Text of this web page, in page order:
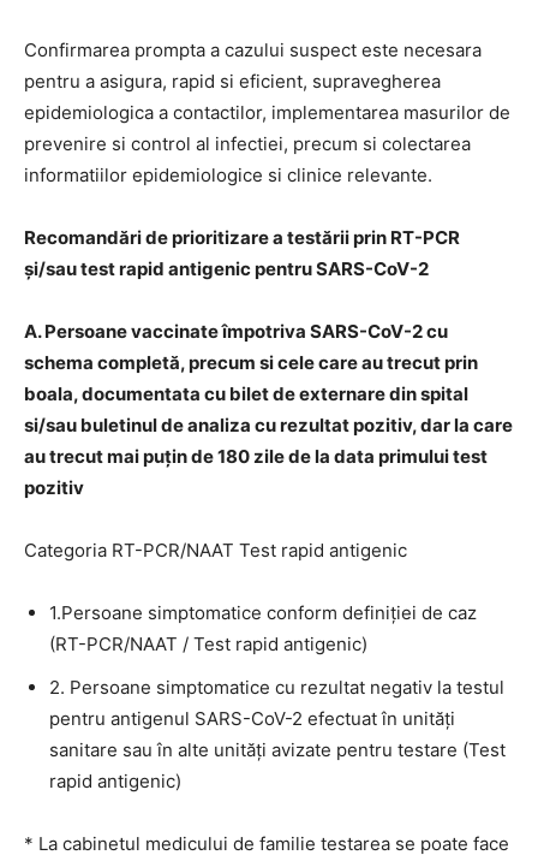
Confirmarea prompta a cazului suspect este necesara
pentru a asigura, rapid si eficient, supravegherea
epidemiologica a contactilor, implementarea masurilor de
prevenire si control al infectiei, precum si colectarea
informatiilor epidemiologice si clinice relevante.
Recomandări de prioritizare a testării prin RT-PCR
și/sau test rapid antigenic pentru SARS-CoV-2
A. Persoane vaccinate împotriva SARS-CoV-2 cu
schema completă, precum si cele care au trecut prin
boala, documentata cu bilet de externare din spital
si/sau buletinul de analiza cu rezultat pozitiv, dar la care
au trecut mai puțin de 180 zile de la data primului test
pozitiv
Categoria RT-PCR/NAAT Test rapid antigenic
1.Persoane simptomatice conform definiţiei de caz
(RT-PCR/NAAT / Test rapid antigenic)
2. Persoane simptomatice cu rezultat negativ la testul
pentru antigenul SARS-CoV-2 efectuat în unități
sanitare sau în alte unități avizate pentru testare (Test
rapid antigenic)
* La cabinetul medicului de familie testarea se poate face